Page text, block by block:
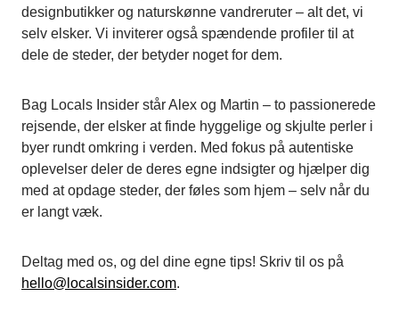
designbutikker og naturskønne vandreruter – alt det, vi
selv elsker. Vi inviterer også spændende profiler til at
dele de steder, der betyder noget for dem.
Bag Locals Insider står Alex og Martin – to passionerede
rejsende, der elsker at finde hyggelige og skjulte perler i
byer rundt omkring i verden. Med fokus på autentiske
oplevelser deler de deres egne indsigter og hjælper dig
med at opdage steder, der føles som hjem – selv når du
er langt væk.
Deltag med os, og del dine egne tips! Skriv til os på
hello@localsinsider.com.